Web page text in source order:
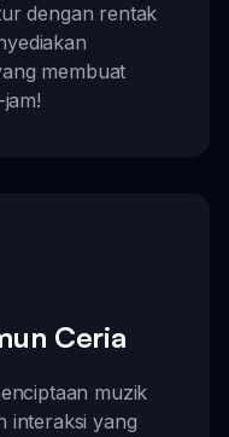
dengan rentak
membuat
Ceria
muzik
interaksi yang